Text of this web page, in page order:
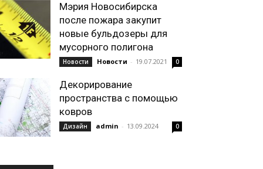
Мэрия Новосибирска
после пожара закупит
новые бульдозеры для
мусорного полигона
Новости Новости - 19.07.2021 0
Декорирование
пространства с помощью
ковров
Дизайн admin - 13.09.2024 0